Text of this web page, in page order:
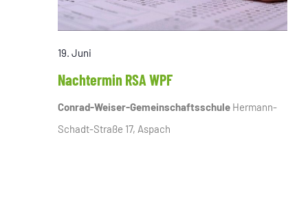
19. Juni
Nachtermin RSA WPF
Conrad-Weiser-Gemeinschaftsschule Hermann-
Schadt-Straße 17, Aspach